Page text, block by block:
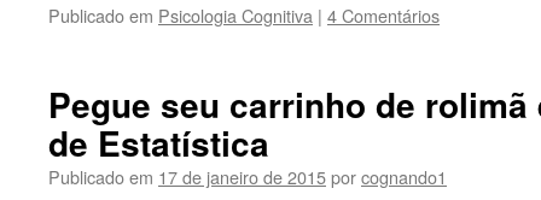
Publicado em Psicologia Cognitiva | 4 Comentários
Pegue seu carrinho de
de Estatística
Publicado em 17 de janeiro de 2015porcognando1